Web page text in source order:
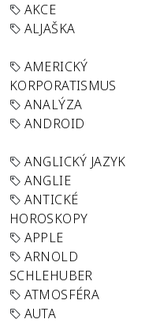
AKCE
ALJAŠKA
AMERICKÝ
KORPORATISMUS
ANALÝZA
ANDROID
ANGLICKÝ JAZYK
ANGLIE
ANTICKÉ
HOROSKOPY
APPLE
ARNOLD
SCHLEHUBER
ATMOSFÉRA
AUTA